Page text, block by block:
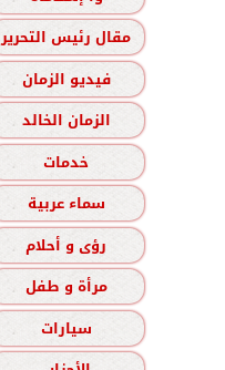
مقال رئيس التحرير
فيديو الزمان
الزمان الخالد
خدمات
سماء عربية
رؤى و أحلام
مرأة و طفل
سيارات